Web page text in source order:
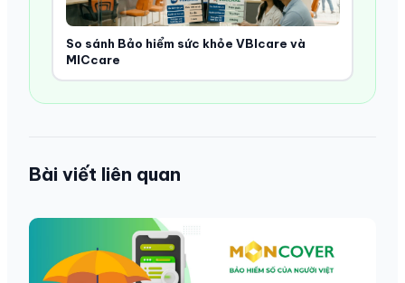
So sánh Bảo hiểm sức khỏe VBIcare và
MICcare
Bài viết liên quan